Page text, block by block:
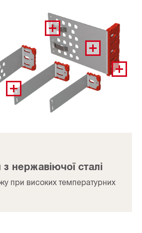
нержавіючої сталі
при високих температурних